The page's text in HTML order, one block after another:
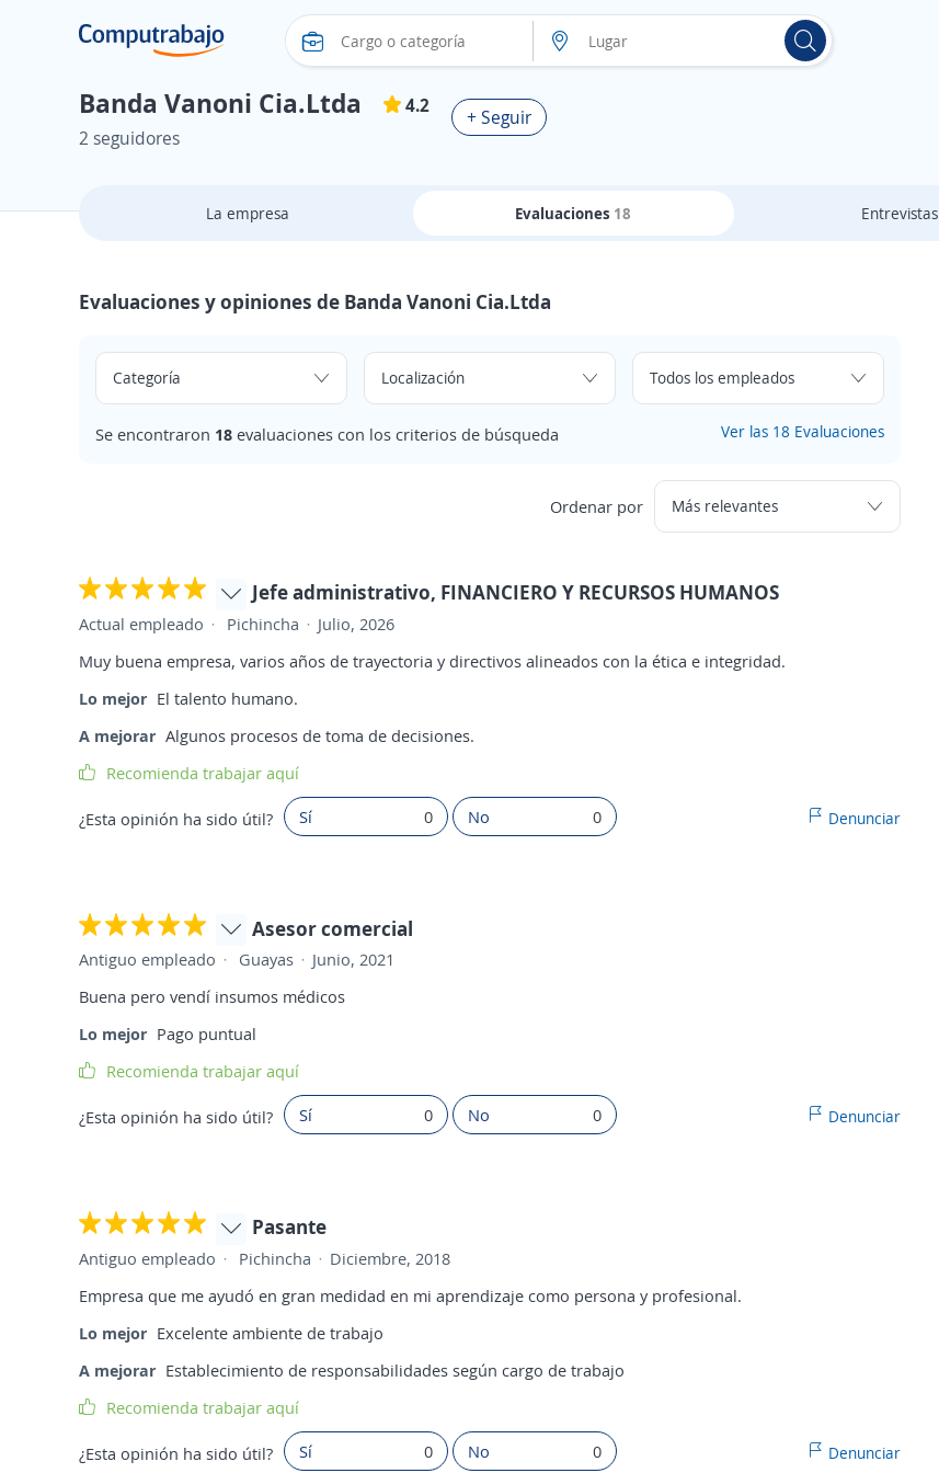
Banda Vanoni Cia.Ltda
4.2
2 seguidores
+ Seguir
La empresa Evaluaciones 18 Entrevistas
Evaluaciones y opiniones de Banda Vanoni Cia.Ltda
Se encontraron 18 evaluaciones con los criterios de búsqueda Ver las 18 Evaluaciones
Ordenar por
Jefe administrativo, FINANCIERO Y RECURSOS HUMANOS
Actual empleado Pichincha
Julio, 2026
Muy buena empresa, varios años de trayectoria y directivos alineados con la ética e integridad.
Lo mejor El talento humano.
A mejorar Algunos procesos de toma de decisiones.
Recomienda trabajar aquí
¿Esta opinión ha sido útil? Sí 0 No 0 Denunciar
Asesor comercial
Antiguo empleado Guayas
Junio, 2021
Buena pero vendí insumos médicos
Lo mejor Pago puntual
Recomienda trabajar aquí
¿Esta opinión ha sido útil? Sí 0 No 0 Denunciar
Pasante
Antiguo empleado Pichincha
Diciembre, 2018
Empresa que me ayudó en gran medidad en mi aprendizaje como persona y profesional.
Lo mejor Excelente ambiente de trabajo
A mejorar Establecimiento de responsabilidades según cargo de trabajo
Recomienda trabajar aquí
¿Esta opinión ha sido útil? Sí 0 No 0 Denunciar